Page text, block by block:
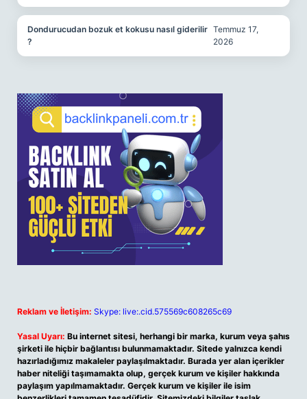
Dondurucudan bozuk et kokusu nasıl giderilir
?
Temmuz 17,
2026
Reklam ve İletişim: Skype: live:.cid.575569c608265c69
Yasal Uyarı: Bu internet sitesi, herhangi bir marka, kurum veya şahıs
şirketi ile hiçbir bağlantısı bulunmamaktadır. Sitede yalnızca kendi
hazırladığımız makaleler paylaşılmaktadır. Burada yer alan içerikler
haber niteliği taşımamakta olup, gerçek kurum ve kişiler hakkında
paylaşım yapılmamaktadır. Gerçek kurum ve kişiler ile isim